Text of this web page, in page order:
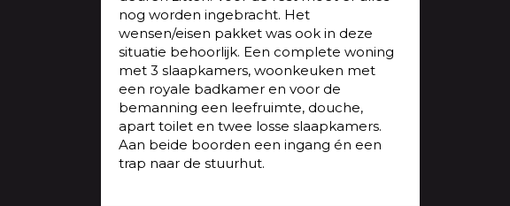
nog worden ingebracht. Het
wensen/eisen pakket was ook in deze
situatie behoorlijk. Een complete woning
met 3 slaapkamers, woonkeuken met
een royale badkamer en voor de
bemanning een leefruimte, douche,
apart toilet en twee losse slaapkamers.
Aan beide boorden een ingang én een
trap naar de stuurhut.